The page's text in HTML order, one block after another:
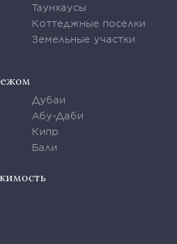
Таунхаусы
Коттеджные поселки
Земельные участки
Дубаи
Абу-Даби
Кипр
Бали